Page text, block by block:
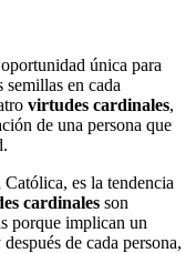
única para
semillas en cada
virtudes cardinales,
de una persona que
es la tendencia
cardinales son
porque implican un
de cada persona,